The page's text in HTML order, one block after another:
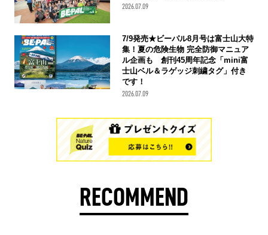
2026.07.09
7/9発売★ビーパル8月号は富士山大特
集！夏の危険生物 完全防御マニュア
ル企画も 創刊45周年記念「mini富
士山ベル＆ラゲッジ刺繍タグ」付き
です！
2026.07.09
RECOMMEND